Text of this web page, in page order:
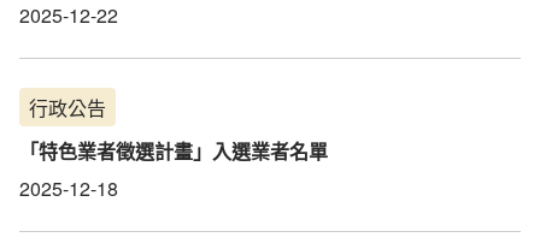
2025-12-22
行政公告
「特色業者徵選計畫」入選業者名單
2025-12-18